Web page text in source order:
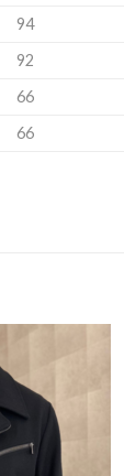
94
92
66
66